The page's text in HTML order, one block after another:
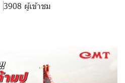
3908 ผู้เข้าชม